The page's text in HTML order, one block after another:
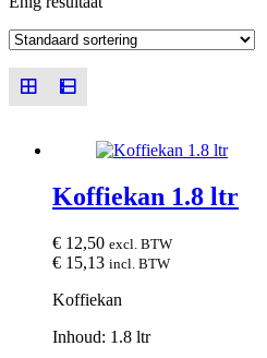
Koffiekan 1.8 ltr
€ 12,50 excl. BTW
€ 15,13 incl. BTW
Koffiekan
Inhoud: 1.8 ltr